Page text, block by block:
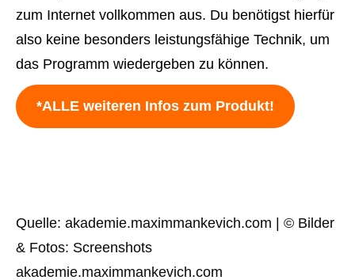
zum Internet vollkommen aus. Du benötigst hierfür
also keine besonders leistungsfähige Technik, um
das Programm wiedergeben zu können.
*ALLE weiteren Infos zum Produkt!
Quelle: akademie.maximmankevich.com | © Bilder
& Fotos: Screenshots
akademie.maximmankevich.com